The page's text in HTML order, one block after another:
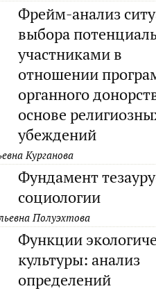
Фрейм-анализ
выбора
участниками в
отношении
органного
основе
убеждений
Курганова
Фундамент
социологии
Полуэхтова
Функции
культуры: анализ
определений